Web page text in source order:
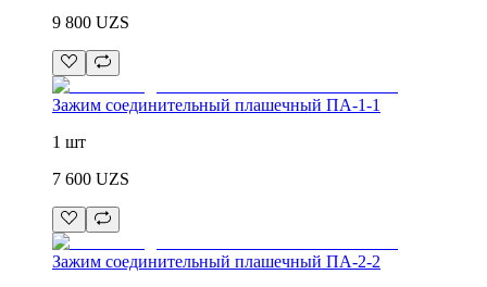
9 800 UZS
Зажим соединительный плашечный ПА-1-1
1 шт
7 600 UZS
Зажим соединительный плашечный ПА-2-2